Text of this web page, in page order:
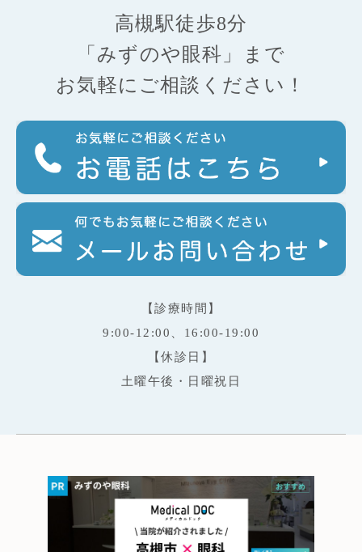
高槻駅徒歩8分
「みずのや眼科」まで
お気軽にご相談ください！
【診療時間】
9:00-12:00、16:00-19:00
【休診日】
土曜午後・日曜祝日